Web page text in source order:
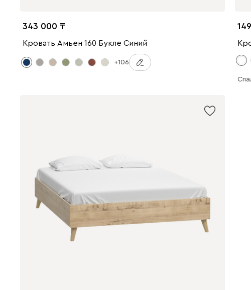
343 000
Кровать Амьен 160 Букле Синий
+106